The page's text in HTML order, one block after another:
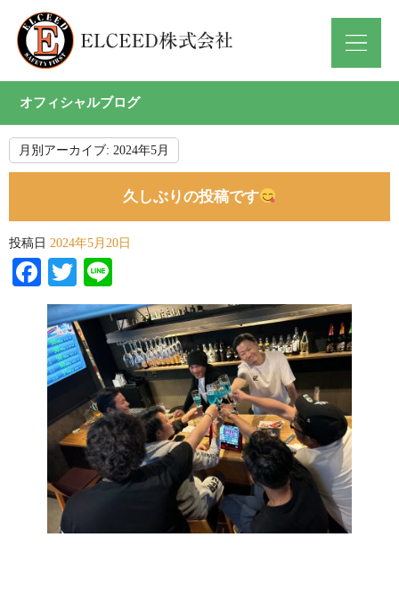
オフィシャルブログ
月別アーカイブ: 2024年5月
久しぶりの投稿です
投稿日 2024年5月20日
Facebook
Twitter